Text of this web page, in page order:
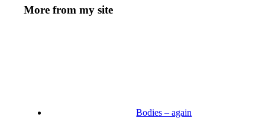
More from my site
Bodies – again